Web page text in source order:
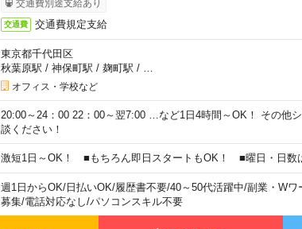
交通費別途支給あり
交通費 交通費規定支給
東京都千代田区
秋葉原駅 / 神保町駅 / 麹町駅 /
オフィス・学校など
20:00～24：00 22：00～翌7:00 …など1日4時間～OK！ その他
談ください！
激短1日～OK！ ■もちろん即日スタートもOK！ ■曜日・日数
週1日からOK/日払いOK/履歴書不要/40～50代活躍中/副業・Wワ
募集/電話対応なし/パソコンスキル不要